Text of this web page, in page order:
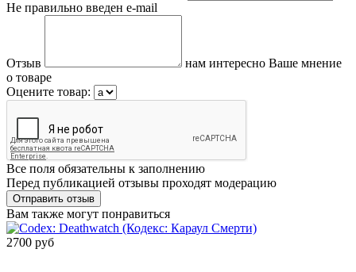
Не правильно введен e-mail
Отзыв
нам интересно Ваше мнение
о товаре
Оцените товар:
Все поля обязательны к заполнению
Перед публикацией отзывы проходят модерацию
Вам также могут понравиться
2700 руб